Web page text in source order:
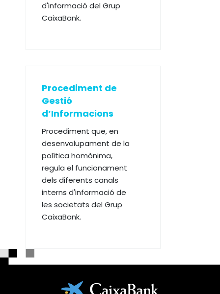
d'informació del Grup
CaixaBank.
Procediment de
Gestió
d’Informacions
Procediment que, en
desenvolupament de la
política homònima,
regula el funcionament
dels diferents canals
interns d'informació de
les societats del Grup
CaixaBank.